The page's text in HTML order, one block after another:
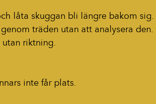
låta skuggan bli längre bakom sig.
träden utan att analysera den.
riktning.
inte får plats.